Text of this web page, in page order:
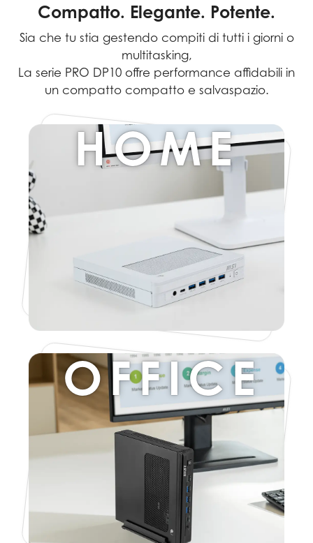
Compatto. Elegante. Potente.
Sia che tu stia gestendo compiti di tutti i giorni o
multitasking,
La serie PRO DP10 offre performance affidabili in
un compatto compatto e salvaspazio.
HOME
OFFICE